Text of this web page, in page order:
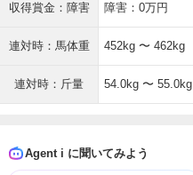
収得賞金：障害 障害：0万円
連対時：馬体重 452kg 〜 462kg
連対時：斤量 54.0kg 〜 55.0kg
Agent i に聞いてみよう